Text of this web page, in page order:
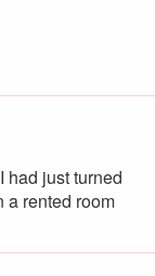
had just turned
a rented room